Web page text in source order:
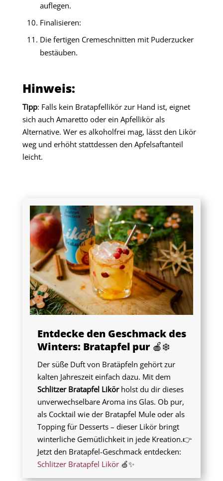
auflegen.
Finalisieren:
Die fertigen Cremeschnitten mit Puderzucker
bestäuben.
Hinweis:
Tipp: Falls kein Bratapfellikör zur Hand ist, eignet
sich auch Amaretto oder ein Apfellikör als
Alternative. Wer es alkoholfrei mag, lässt den Likör
weg und erhöht stattdessen den Apfelsaftanteil
leicht.
Entdecke den Geschmack des
Winters: Bratapfel pur 🍎❄️
Der süße Duft von Bratäpfeln gehört zur
kalten Jahreszeit einfach dazu. Mit dem
Schlitzer Bratapfel Likörholst du dir dieses
unverwechselbare Aroma ins Glas. Ob pur,
als Cocktail wie der Bratapfel Mule oder als
Topping für Desserts – dieser Likör bringt
winterliche Gemütlichkeit in jede Kreation.👉
Jetzt den Bratapfel-Geschmack entdecken:
Schlitzer Bratapfel Likör🍏✨